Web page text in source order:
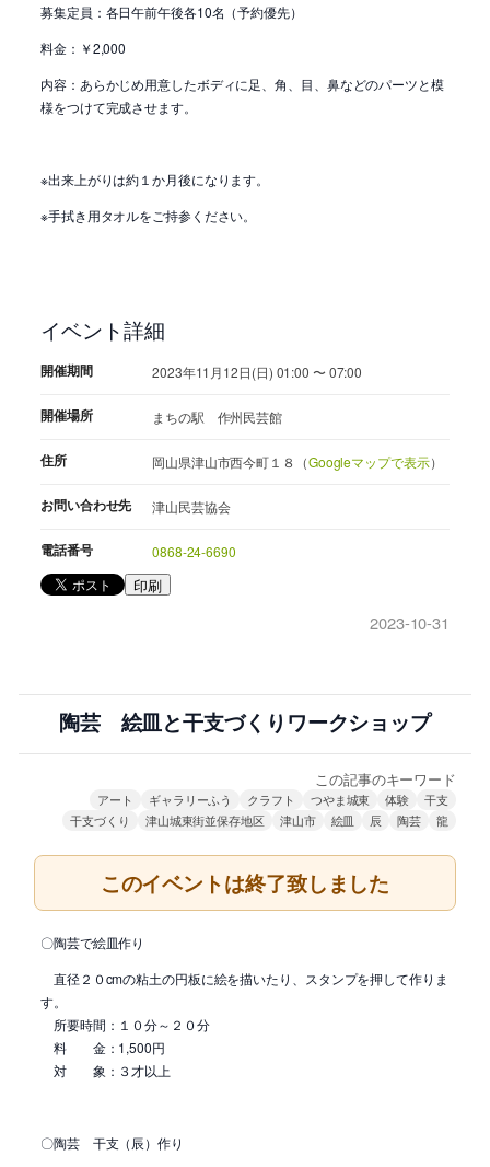
募集定員：各日午前午後各10名（予約優先）
料金：￥2,000
内容：あらかじめ用意したボディに足、角、目、鼻などのパーツと模
様をつけて完成させます。
※出来上がりは約１か月後になります。
※手拭き用タオルをご持参ください。
イベント詳細
開催期間 2023年11月12日(日) 01:00 〜 07:00
開催場所 まちの駅 作州民芸館
住所 岡山県津山市西今町１８（Googleマップで表示）
お問い合わせ先 津山民芸協会
電話番号 0868-24-6690
印刷
2023-10-31
陶芸 絵皿と干支づくりワークショップ
この記事のキーワード
アート ギャラリーふう クラフト つやま城東 体験
干支
干支づくり
津山城東街並保存地区 津山市 絵皿 辰 陶芸 龍
このイベントは終了致しました
〇陶芸で絵皿作り
直径２０cmの粘土の円板に絵を描いたり、スタンプを押して作りま
す。
所要時間：１０分～２０分
料 金：1,500円
対 象：３才以上
〇陶芸 干支（辰）作り